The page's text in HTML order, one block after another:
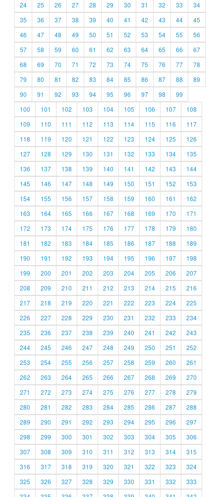
24
25 26 27 28 29 30 31 32 33
34
35
36 37 38 39 40 41 42 43 44
45
46
47 48 49 50 51 52 53 54 55
56
57
58 59 60 61 62 63 64 65 66
67
68
69 70 71 72 73 74 75 76 77
78
79
80 81 82 83 84 85 86 87 88
89
90
91 92 93 94 95 96 97 98
99
100
101 102 103 104 105 106 107
108
109
110 111 112 113 114 115 116
117
118
119 120 121 122 123 124 125
126
127
128 129 130 131 132 133 134
135
136
137 138 139 140 141 142 143
144
145
146 147 148 149 150 151 152
153
154
155 156 157 158 159 160 161
162
163
164 165 166 167 168 169 170
171
172
173 174 175 176 177 178 179
180
181
182 183 184 185 186 187 188
189
190
191 192 193 194 195 196 197
198
199
200 201 202 203 204 205 206
207
208
209 210 211 212 213 214 215
216
217
218 219 220 221 222 223 224
225
226
227 228 229 230 231 232 233
234
235
236 237 238 239 240 241 242
243
244
245 246 247 248 249 250 251
252
253
254 255 256 257 258 259 260
261
262
263 264 265 266 267 268 269
270
271
272 273 274 275 276 277 278
279
280
281 282 283 284 285 286 287
288
289
290 291 292 293 294 295 296
297
298
299 300 301 302 303 304 305
306
307
308 309 310 311 312 313 314
315
316
317 318 319 320 321 322 323
324
325
326 327 328 329 330 331 332
333